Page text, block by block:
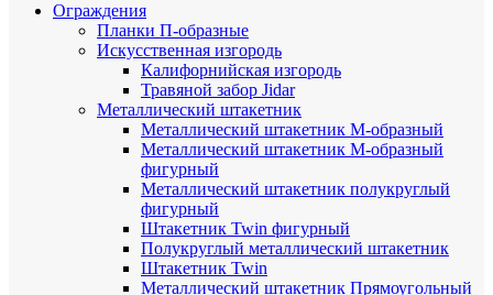
Ограждения
Планки П-образные
Искусственная изгородь
Калифорнийская изгородь
Травяной забор Jidar
Металлический штакетник
Металлический штакетник М-образный
Металлический штакетник М-образный
фигурный
Металлический штакетник полукруглый
фигурный
Штакетник Twin фигурный
Полукруглый металлический штакетник
Штакетник Twin
Металлический штакетник Прямоугольный